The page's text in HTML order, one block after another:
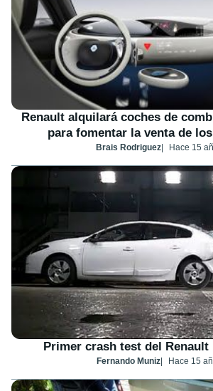
Renault alquilará coches de
para fomentar la venta de
Brais Rodriguez Hace 15
Primer crash test del Renault
Fernando Muniz Hace 15